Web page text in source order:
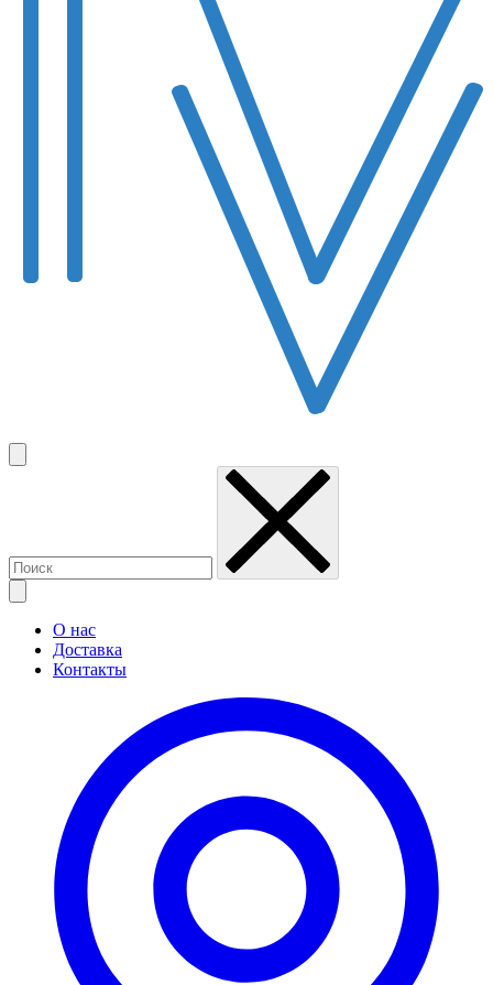
О нас
Доставка
Контакты